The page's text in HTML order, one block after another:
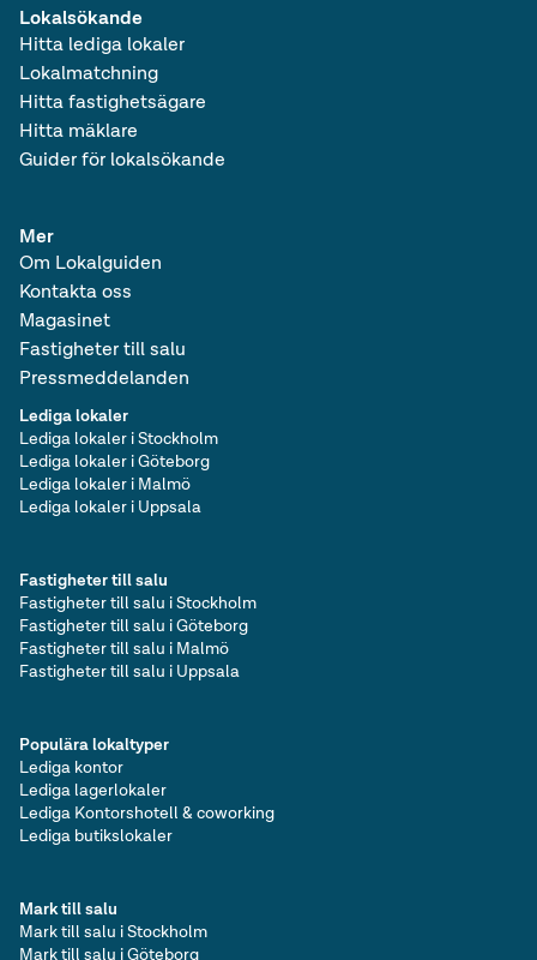
Lokalsökande
Hitta lediga lokaler
Lokalmatchning
Hitta fastighetsägare
Hitta mäklare
Guider för lokalsökande
Mer
Om Lokalguiden
Kontakta oss
Magasinet
Fastigheter till salu
Pressmeddelanden
Lediga lokaler
Lediga lokaler i Stockholm
Lediga lokaler i Göteborg
Lediga lokaler i Malmö
Lediga lokaler i Uppsala
Populära lokaltyper
Lediga kontor
Lediga lagerlokaler
Lediga Kontorshotell & coworking
Lediga butikslokaler
Fastigheter till salu
Fastigheter till salu i Stockholm
Fastigheter till salu i Göteborg
Fastigheter till salu i Malmö
Fastigheter till salu i Uppsala
Mark till salu
Mark till salu i Stockholm
Mark till salu i Göteborg